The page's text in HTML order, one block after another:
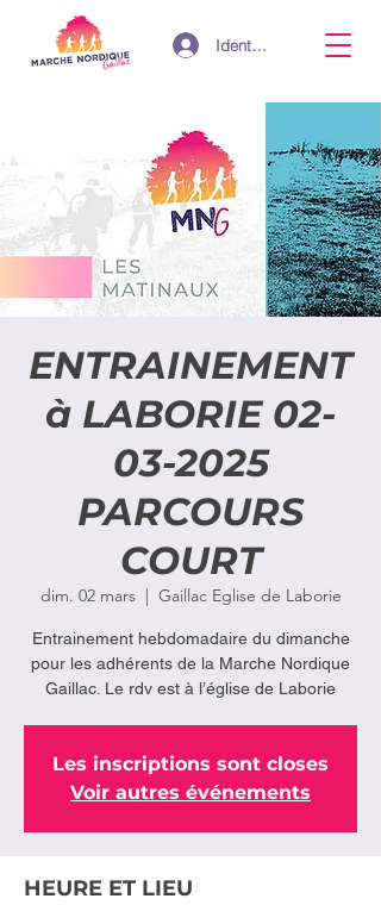
Identifiant
ENTRAINEMENT
à LABORIE 02-
03-2025
PARCOURS
COURT
dim. 02 mars
  |
Gaillac Eglise de Laborie
Entrainement hebdomadaire du dimanche
pour les adhérents de la Marche Nordique
Les inscriptions sont closes
Voir autres événements
HEURE ET LIEU